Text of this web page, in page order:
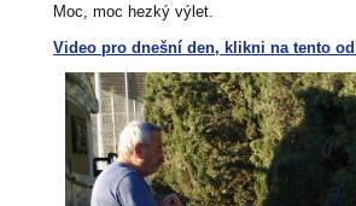
Moc, moc hezký výlet.
Video pro dnešní den, klikni na tento